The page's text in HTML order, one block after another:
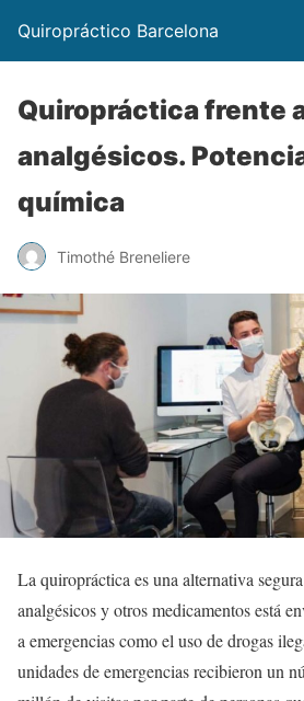
Quiropráctico Barcelona
Quiropráctica frente
analgésicos.
química
Timothé Breneliere
La quiropráctica es una alternativa
analgésicos y otros medicamentos está
a emergencias como el uso de drogas
unidades de emergencias recibieron un